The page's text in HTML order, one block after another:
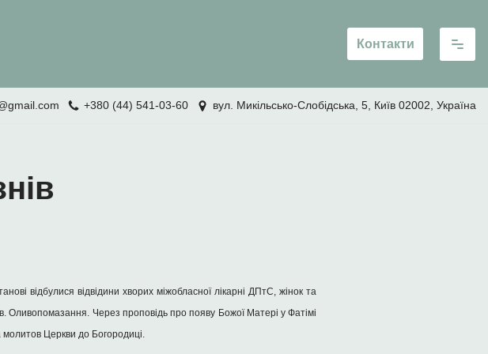
Контакти
+380 (44) 541-03-60 вул. Микільсько-Слобідська, 5, Київ 02002, Україна
відбулися відвідини хворих міжобласної лікарні ДПтС, жінок та
Оливопомазання. Через проповідь про появу Божої Матері у Фатімі
молитов Церкви до Богородиці.